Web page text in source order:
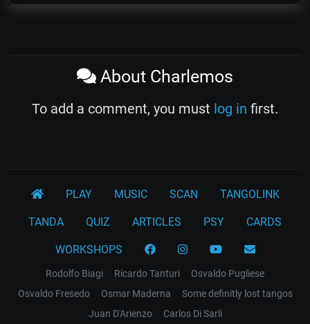
About Charlemos
To add a comment, you must log in first.
PLAY MUSIC SCAN TANGOLINK
TANDA QUIZ ARTICLES PSY CARDS
WORKSHOPS
Rodolfo Biagi Ricardo Tanturi
Osvaldo Pugliese
Osvaldo Fresedo
Osmar Maderna
Some definitly lost tangos
Juan D'Arienzo
Carlos Di Sarli